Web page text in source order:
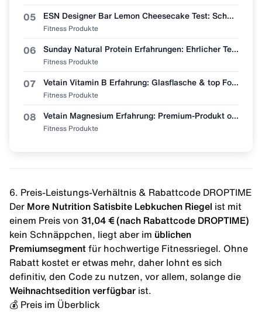
05 ESN Designer Bar Lemon Cheesecake Test: Schmeckt wie Zitronenkuchen?
Fitness Produkte
06 Sunday Natural Protein Erfahrungen: Ehrlicher Test (Bio & Vegan?)
Fitness Produkte
07 Vetain Vitamin B Erfahrung: Glasflasche & top Formel, aber lohnt sich der Preis?
Fitness Produkte
08 Vetain Magnesium Erfahrung: Premium-Produkt oder überteuert? Mein ehrlicher Test
Fitness Produkte
6. Preis-Leistungs-Verhältnis & Rabattcode DROPTIME
Der More Nutrition Satisbite Lebkuchen Riegel ist mit
einem Preis von 31,04 € (nach Rabattcode DROPTIME)
kein Schnäppchen, liegt aber im üblichen
Premiumsegment für hochwertige Fitnessriegel. Ohne
Rabatt kostet er etwas mehr, daher lohnt es sich
definitiv, den Code zu nutzen, vor allem, solange die
Weihnachtsedition verfügbar ist.
💰 Preis im Überblick